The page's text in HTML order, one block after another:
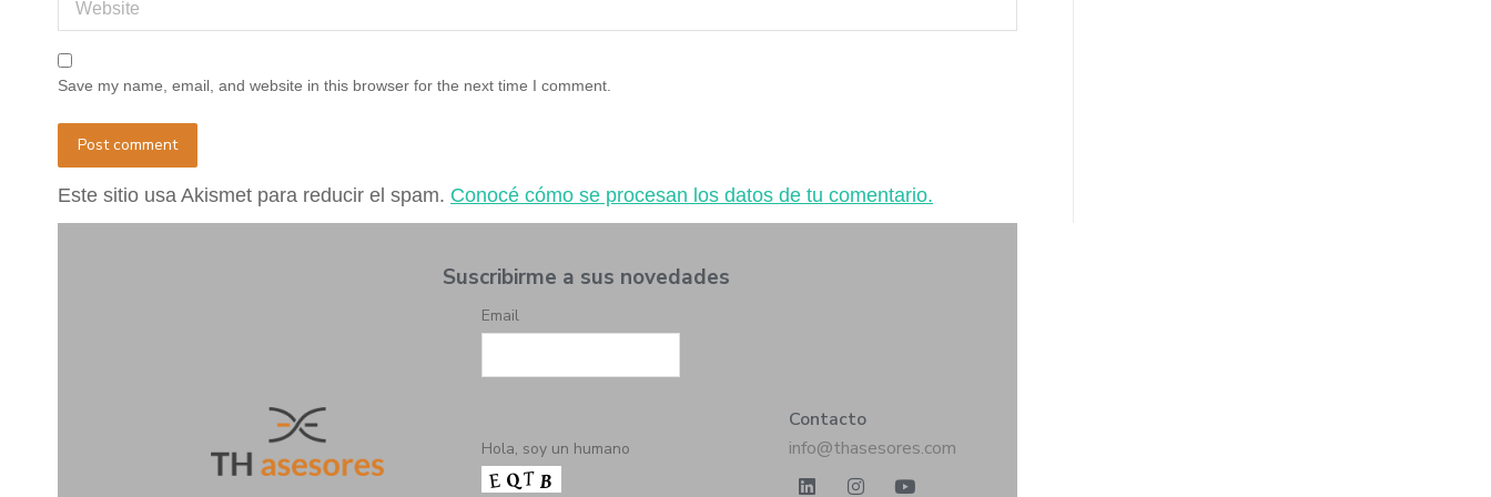
Save my name, email, and website in this browser for the next time I comment.
Post comment
Este sitio usa Akismet para reducir el spam. Conocé cómo se procesan los datos de tu comentario.
Suscribirme a sus novedades
Email
Hola, soy un humano
Contacto
info@thasesores.com